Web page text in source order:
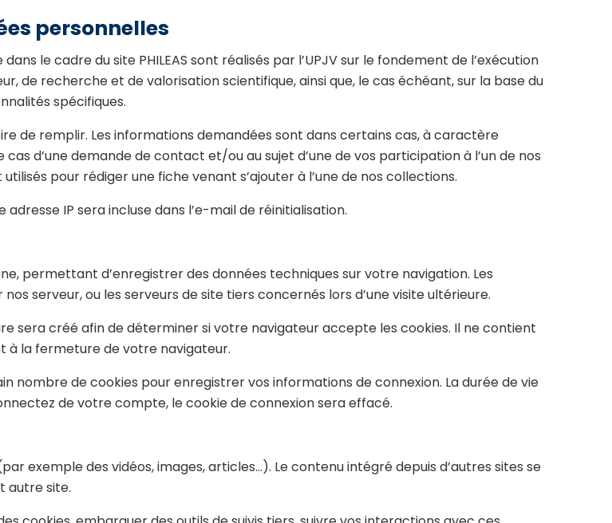
personnelles
le cadre du site PHILEAS sont réalisés par l’UPJV sur le fondement de l’exécution
de recherche et de valorisation scientifique, ainsi que, le cas échéant, sur la base du
spécifiques.
de remplir. Les informations demandées sont dans certains cas, à caractère
d’une demande de contact et/ou au sujet d’une de vos participation à l’un de nos
pour rédiger une fiche venant s’ajouter à l’une de nos collections.
IP sera incluse dans l’e-mail de réinitialisation.
permettant d’enregistrer des données techniques sur votre navigation. Les
serveur, ou les serveurs de site tiers concernés lors d’une visite ultérieure.
sera créé afin de déterminer si votre navigateur accepte les cookies. Il ne contient
à la fermeture de votre navigateur.
nombre de cookies pour enregistrer vos informations de connexion. La durée de vie
de votre compte, le cookie de connexion sera effacé.
exemple des vidéos, images, articles…). Le contenu intégré depuis d’autres sites se
autre site.